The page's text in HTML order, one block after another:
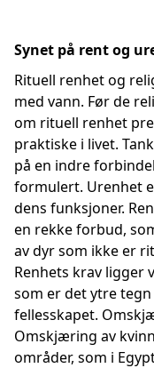
Synet på rent og
Rituell renhet og
med vann. Før de
om rituell renhet
praktiske i livet.
på en indre
formulert. Urenhet
dens funksjoner.
en rekke forbud,
av dyr som ikke er
Renhets krav
som er det ytre
fellesskapet.
Omskjæring av
områder, som i